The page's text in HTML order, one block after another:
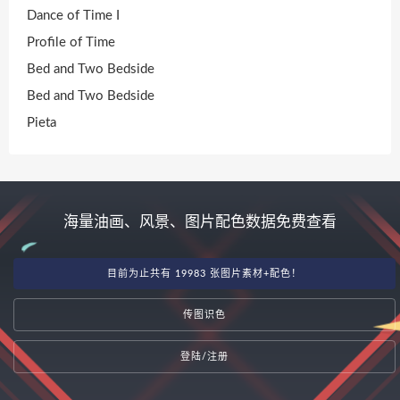
Dance of Time I
Profile of Time
Bed and Two Bedside
Bed and Two Bedside
Pieta
海量油画、风景、图片配色数据免费查看
目前为止共有 19983 张图片素材+配色！
传图识色
登陆/注册